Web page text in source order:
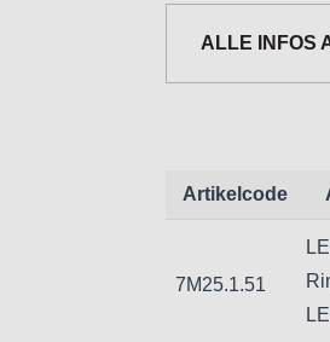
-
Nur für
Handwerker
Nur für den
ALLE INFOS
Artikelcode
7M25.1.51